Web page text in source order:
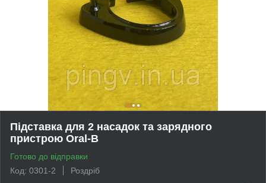
Підставка для 2 насадок та зарядного
пристрою Oral-B
Готово до відправки
Код: 0301-2
Роздріб